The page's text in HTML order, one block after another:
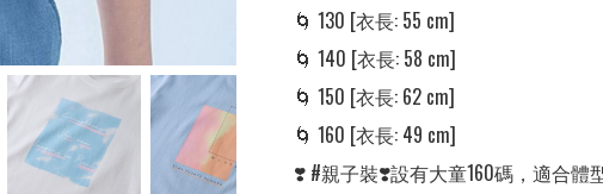
🌀 130 [衣長: 55 cm]
🌀 140 [衣長: 58 cm]
🌀 150 [衣長: 62 cm]
🌀 160 [衣長: 49 cm]
❣️ #親子裝❣️設有大童160碼，適合體